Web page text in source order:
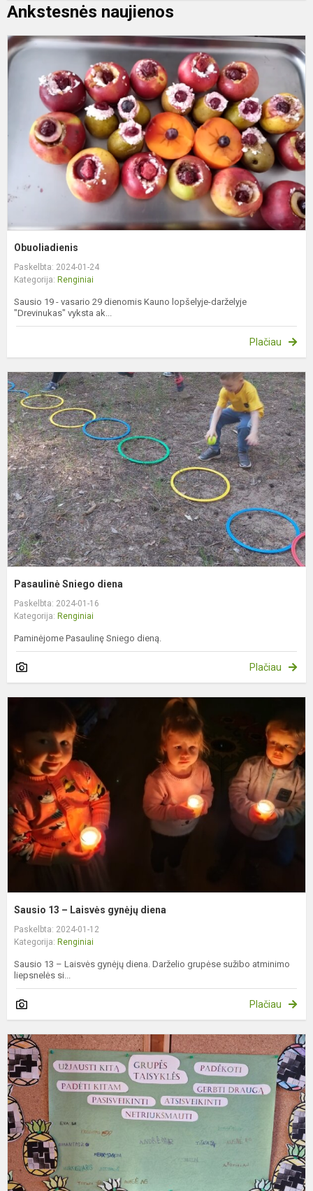
Ankstesnės naujienos
Obuoliadienis
Paskelbta: 2024-01-24
Kategorija: Renginiai
Sausio 19 - vasario 29 dienomis Kauno lopšelyje-darželyje
"Drevinukas" vyksta ak...
Plačiau
Pasaulinė Sniego diena
Paskelbta: 2024-01-16
Kategorija: Renginiai
Paminėjome Pasaulinę Sniego dieną.
Plačiau
Sausio 13 – Laisvės gynėjų diena
Paskelbta: 2024-01-12
Kategorija: Renginiai
Sausio 13 – Laisvės gynėjų diena. Darželio grupėse sužibo atminimo
liepsnelės si...
Plačiau